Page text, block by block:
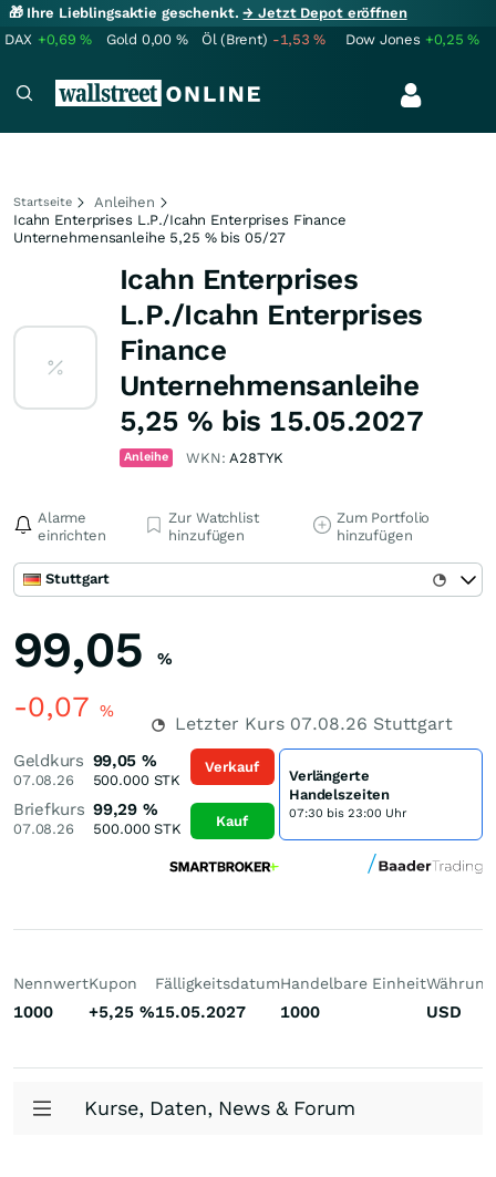
🎁 Ihre Lieblingsaktie geschenkt.→ Jetzt Depot eröffnen
DAX +0,69% Gold 0,00 % Öl (Brent) -1,53% Dow Jones +0,25%
Startseite
Anleihen
Icahn Enterprises L.P./Icahn Enterprises Finance
Unternehmensanleihe 5,25 % bis 05/27
Icahn Enterprises
L.P./Icahn Enterprises
Finance
Unternehmensanleihe
5,25 % bis 15.05.2027
Anleihe WKN:A28TYK
Alarme
einrichten
Zur Watchlist
hinzufügen
Zum Portfolio
hinzufügen
Stuttgart
99,05 %
-0,07 %
Letzter Kurs 07.08.26 Stuttgart
Geldkurs
07.08.26
99,05 %
500.000STK
Briefkurs
07.08.26
99,29 %
500.000STK
Verkauf
Kauf
Verlängerte
Handelszeiten
07:30 bis 23:00 Uhr
Nennwert
1000
Kupon
+5,25 %
Fälligkeitsdatum
15.05.2027
Handelbare Einheit
1000
Währung
USD
Kurse, Daten, News & Forum